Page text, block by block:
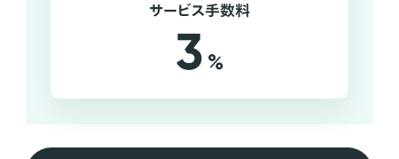
サービス手数料
3 %